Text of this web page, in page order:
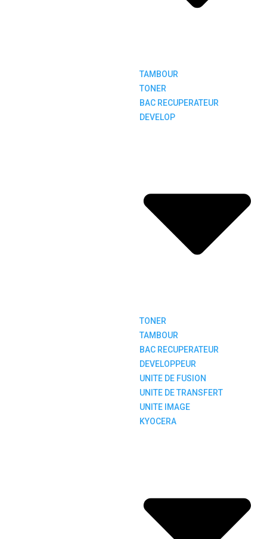
TAMBOUR
TONER
BAC RECUPERATEUR
DEVELOP
TONER
TAMBOUR
BAC RECUPERATEUR
DEVELOPPEUR
UNITE DE FUSION
UNITE DE TRANSFERT
UNITE IMAGE
KYOCERA